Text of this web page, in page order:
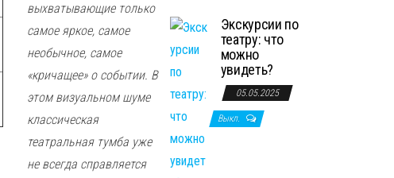
выхватывающие только
самое яркое, самое
необычное, самое
«кричащее» о событии. В
этом визуальном шуме
классическая
театральная тумба уже
не всегда справляется
Экскурсии по
театру: что
можно
увидеть?
05.05.2025
Выкл.